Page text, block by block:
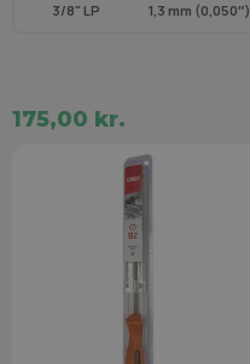
3/8" LP 1,3 mm (0,050″)
175,00 kr.